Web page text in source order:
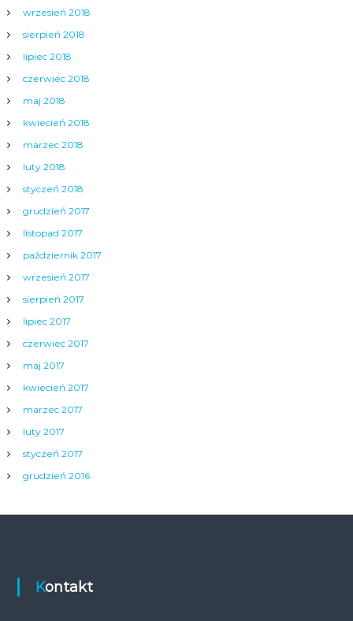
wrzesień 2018
sierpień 2018
lipiec 2018
czerwiec 2018
maj 2018
kwiecień 2018
marzec 2018
luty 2018
styczeń 2018
grudzień 2017
listopad 2017
październik 2017
wrzesień 2017
sierpień 2017
lipiec 2017
czerwiec 2017
maj 2017
kwiecień 2017
marzec 2017
luty 2017
styczeń 2017
grudzień 2016
Kontakt